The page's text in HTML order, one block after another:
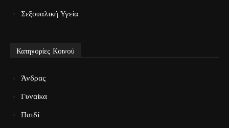
Σεξουαλική Υγεία
Κατηγορίες Κοινού
Άνδρας
Γυναίκα
Παιδί